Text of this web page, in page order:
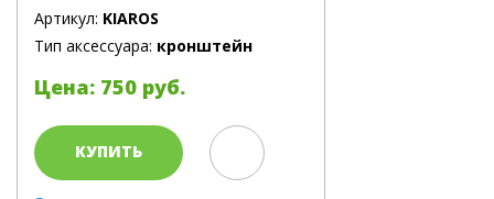
Артикул: KIAROS
Тип аксессуара: кронштейн
Цена: 750 руб.
КУПИТЬ